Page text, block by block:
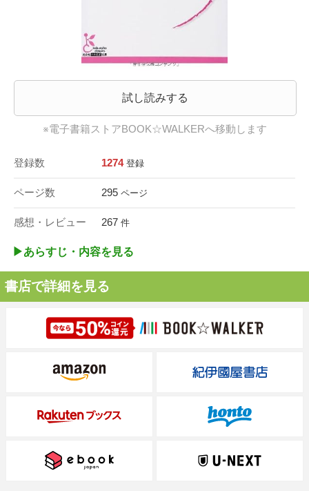
試し読みする
※電子書籍ストアBOOK☆WALKERへ移動します
登録数 1274 登録
ページ数 295 ページ
感想・レビュー 267 件
▶︎あらすじ・内容を見る
書店で詳細を見る